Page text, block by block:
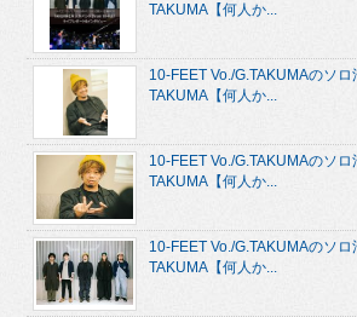
TAKUMA【何人か...
10-FEET Vo./G.TAKUMAのソロ
TAKUMA【何人か...
10-FEET Vo./G.TAKUMAのソロ
TAKUMA【何人か...
10-FEET Vo./G.TAKUMAのソロ
TAKUMA【何人か...